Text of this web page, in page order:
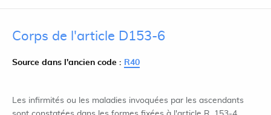
Corps de l'article D153-6
Source dans l'ancien code : R40
Les infirmités ou les maladies invoquées par les ascendants